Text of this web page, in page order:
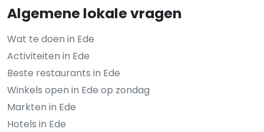
Algemene lokale vragen
Wat te doen in Ede
Activiteiten in Ede
Beste restaurants in Ede
Winkels open in Ede op zondag
Markten in Ede
Hotels in Ede